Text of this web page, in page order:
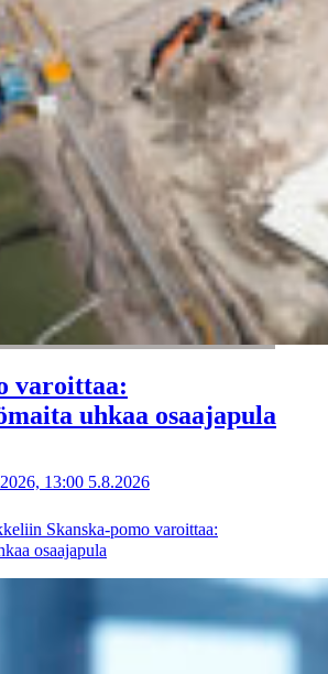
varoittaa:
uhkaa osaajapula
13:00 5.8.2026
Skanska-pomo varoittaa:
osaajapula